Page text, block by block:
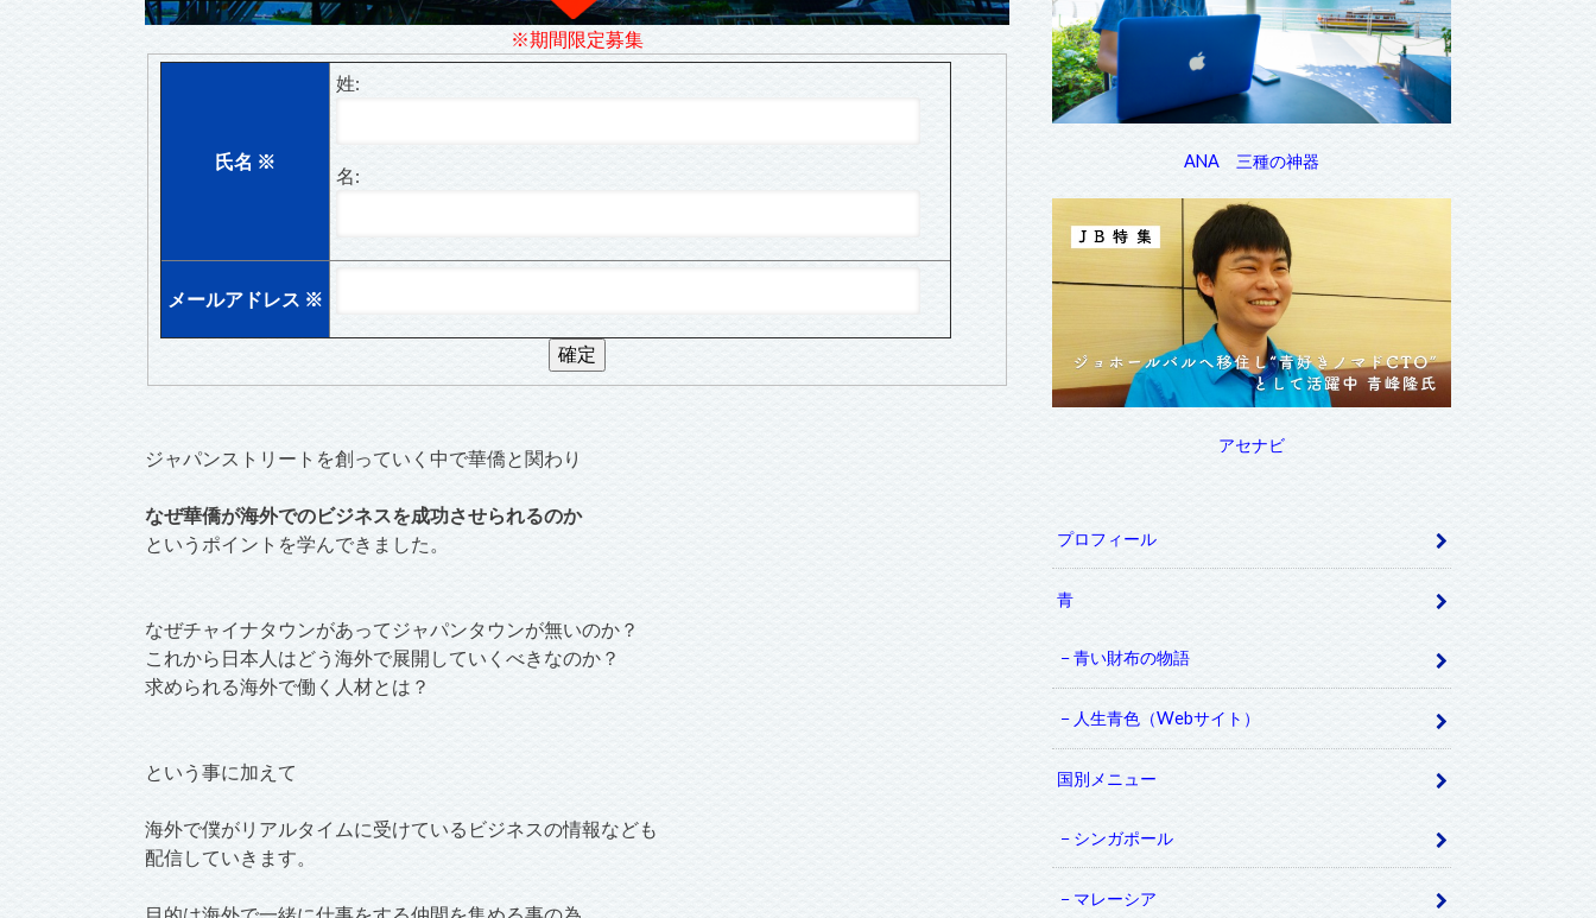
※期間限定募集
氏名 ※
姓:
名:
メールアドレス ※
ジャパンストリートを創っていく中で華僑と関わり
なぜ華僑が海外でのビジネスを成功させられるのか
というポイントを学んできました。
なぜチャイナタウンがあってジャパンタウンが無いのか？
これから日本人はどう海外で展開していくべきなのか？
求められる海外で働く人材とは？
という事に加えて
海外で僕がリアルタイムに受けているビジネスの情報なども
配信していきます。
目的は海外で一緒に仕事をする仲間を集める事の為
ANA 三種の神器
アセナビ
プロフィール
青
青い財布の物語
人生青色（Webサイト）
国別メニュー
シンガポール
マレーシア